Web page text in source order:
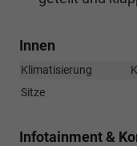
Innen
Klimatisierung
Sitze
Infotainment &